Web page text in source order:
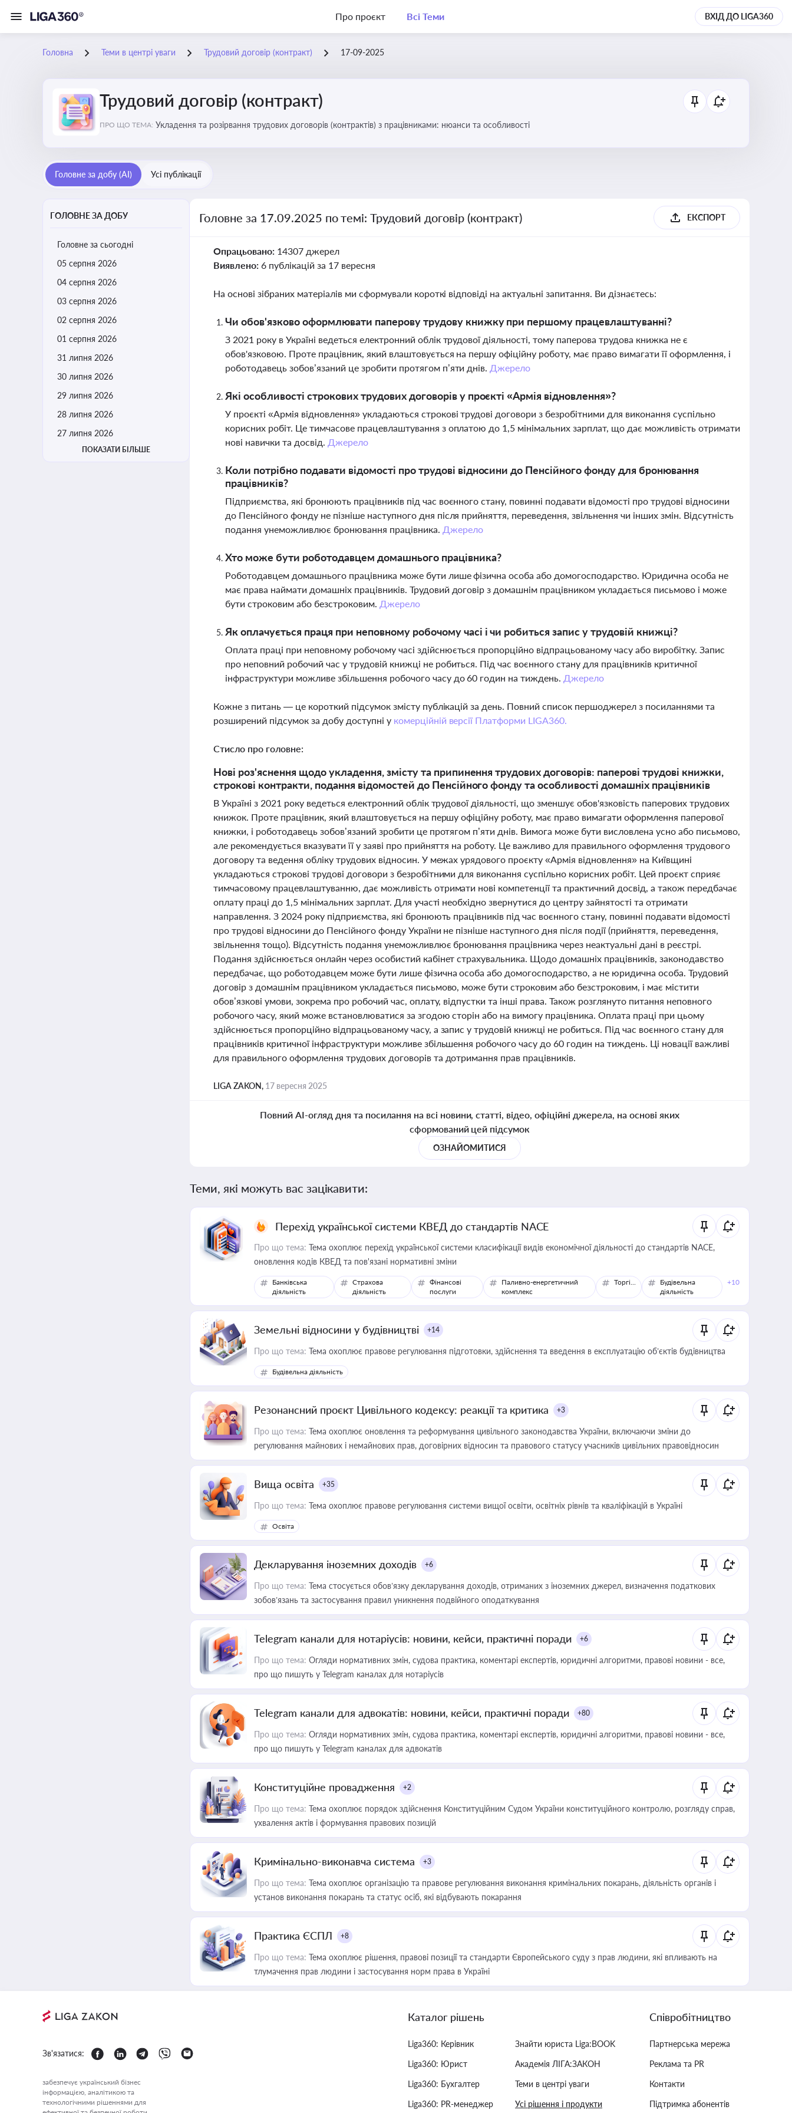
Про проєкт Всі Теми ВХІД ДО LIGA360
Головна Теми в центрі уваги Трудовий договір (контракт) 17-09-2025
Трудовий договір (контракт)
ПРО ЩО ТЕМА: Укладення та розірвання трудових договорів (контрактів) з працівниками: нюанси та особливості
Головне за добу (AI) Усі публікації
ГОЛОВНЕ ЗА ДОБУ
Головне за сьогодні
05 серпня 2026
04 серпня 2026
03 серпня 2026
02 серпня 2026
01 серпня 2026
31 липня 2026
30 липня 2026
29 липня 2026
28 липня 2026
27 липня 2026
ПОКАЗАТИ БІЛЬШЕ
Головне за 17.09.2025 по темі: Трудовий договір (контракт) ЕКСПОРТ
Опрацьовано: 14307 джерел
Виявлено: 6 публікацій за 17 вересня
На основі зібраних матеріалів ми сформували короткі відповіді на актуальні запитання. Ви дізнаєтесь:
Чи обов'язково оформлювати паперову трудову книжку при першому працевлаштуванні?
З 2021 року в Україні ведеться електронний облік трудової діяльності, тому паперова трудова книжка не є
обов'язковою. Проте працівник, який влаштовується на першу офіційну роботу, має право вимагати її оформлення, і
роботодавець зобов’язаний це зробити протягом п’яти днів. Джерело
Які особливості строкових трудових договорів у проєкті «Армія відновлення»?
У проєкті «Армія відновлення» укладаються строкові трудові договори з безробітними для виконання суспільно
корисних робіт. Це тимчасове працевлаштування з оплатою до 1,5 мінімальних зарплат, що дає можливість отримати
нові навички та досвід. Джерело
Коли потрібно подавати відомості про трудові відносини до Пенсійного фонду для бронювання
працівників?
Підприємства, які бронюють працівників під час воєнного стану, повинні подавати відомості про трудові відносини
до Пенсійного фонду не пізніше наступного дня після прийняття, переведення, звільнення чи інших змін. Відсутність
подання унеможливлює бронювання працівника. Джерело
Хто може бути роботодавцем домашнього працівника?
Роботодавцем домашнього працівника може бути лише фізична особа або домогосподарство. Юридична особа не
має права наймати домашніх працівників. Трудовий договір з домашнім працівником укладається письмово і може
бути строковим або безстроковим. Джерело
Як оплачується праця при неповному робочому часі і чи робиться запис у трудовій книжці?
Оплата праці при неповному робочому часі здійснюється пропорційно відпрацьованому часу або виробітку. Запис
про неповний робочий час у трудовій книжці не робиться. Під час воєнного стану для працівників критичної
інфраструктури можливе збільшення робочого часу до 60 годин на тиждень. Джерело
Кожне з питань — це короткий підсумок змісту публікацій за день. Повний список першоджерел з посиланнями та
розширений підсумок за добу доступні у комерційній версії Платформи LIGA360.
Стисло про головне:
Нові роз'яснення щодо укладення, змісту та припинення трудових договорів: паперові трудові книжки,
строкові контракти, подання відомостей до Пенсійного фонду та особливості домашніх працівників
В Україні з 2021 року ведеться електронний облік трудової діяльності, що зменшує обов'язковість паперових трудових
книжок. Проте працівник, який влаштовується на першу офіційну роботу, має право вимагати оформлення паперової
книжки, і роботодавець зобов’язаний зробити це протягом п’яти днів. Вимога може бути висловлена усно або письмово,
але рекомендується вказувати її у заяві про прийняття на роботу. Це важливо для правильного оформлення трудового
договору та ведення обліку трудових відносин. У межах урядового проєкту «Армія відновлення» на Київщині
укладаються строкові трудові договори з безробітними для виконання суспільно корисних робіт. Цей проєкт сприяє
тимчасовому працевлаштуванню, дає можливість отримати нові компетенції та практичний досвід, а також передбачає
оплату праці до 1,5 мінімальних зарплат. Для участі необхідно звернутися до центру зайнятості та отримати
направлення. З 2024 року підприємства, які бронюють працівників під час воєнного стану, повинні подавати відомості
про трудові відносини до Пенсійного фонду України не пізніше наступного дня після події (прийняття, переведення,
звільнення тощо). Відсутність подання унеможливлює бронювання працівника через неактуальні дані в реєстрі.
Подання здійснюється онлайн через особистий кабінет страхувальника. Щодо домашніх працівників, законодавство
передбачає, що роботодавцем може бути лише фізична особа або домогосподарство, а не юридична особа. Трудовий
договір з домашнім працівником укладається письмово, може бути строковим або безстроковим, і має містити
обов’язкові умови, зокрема про робочий час, оплату, відпустки та інші права. Також розглянуто питання неповного
робочого часу, який може встановлюватися за згодою сторін або на вимогу працівника. Оплата праці при цьому
здійснюється пропорційно відпрацьованому часу, а запис у трудовій книжці не робиться. Під час воєнного стану для
працівників критичної інфраструктури можливе збільшення робочого часу до 60 годин на тиждень. Ці новації важливі
для правильного оформлення трудових договорів та дотримання прав працівників.
LIGA ZAKON, 17 вересня 2025
Повний AI-огляд дня та посилання на всі новини, статті, відео, офіційні джерела, на основі яких
сформований цей підсумок
ОЗНАЙОМИТИСЯ
Теми, які можуть вас зацікавити:
Перехід української системи КВЕД до стандартів NACE
Про що тема: Тема охоплює перехід української системи класифікації видів економічної діяльності до стандартів NACE,
оновлення кодів КВЕД та пов'язані нормативні зміни
Банківська
діяльність
Страхова
діяльність
Фінансові
послуги
Паливно-енергетичний
комплекс
Торгівля
Будівельна
діяльність
+10
Земельні відносини у будівництві +14
Про що тема: Тема охоплює правове регулювання підготовки, здійснення та введення в експлуатацію об’єктів будівництва
Будівельна діяльність
Резонансний проєкт Цивільного кодексу: реакції та критика +3
Про що тема: Тема охоплює оновлення та реформування цивільного законодавства України, включаючи зміни до
регулювання майнових і немайнових прав, договірних відносин та правового статусу учасників цивільних правовідносин
Вища освіта +35
Про що тема: Тема охоплює правове регулювання системи вищої освіти, освітніх рівнів та кваліфікацій в Україні
Освіта
Декларування іноземних доходів +6
Про що тема: Тема стосується обов’язку декларування доходів, отриманих з іноземних джерел, визначення податкових
зобов’язань та застосування правил уникнення подвійного оподаткування
Telegram канали для нотаріусів: новини, кейси, практичні поради +6
Про що тема: Огляди нормативних змін, судова практика, коментарі експертів, юридичні алгоритми, правові новини - все,
про що пишуть у Telegram каналах для нотаріусів
Telegram канали для адвокатів: новини, кейси, практичні поради +80
Про що тема: Огляди нормативних змін, судова практика, коментарі експертів, юридичні алгоритми, правові новини - все,
про що пишуть у Telegram каналах для адвокатів
Конституційне провадження +2
Про що тема: Тема охоплює порядок здійснення Конституційним Судом України конституційного контролю, розгляду справ,
ухвалення актів і формування правових позицій
Кримінально-виконавча система +3
Про що тема: Тема охоплює організацію та правове регулювання виконання кримінальних покарань, діяльність органів і
установ виконання покарань та статус осіб, які відбувають покарання
Практика ЄСПЛ +8
Про що тема: Тема охоплює рішення, правові позиції та стандарти Європейського суду з прав людини, які впливають на
тлумачення прав людини і застосування норм права в Україні
Зв'язатися:
забезпечує український бізнес
інформацією, аналітикою та
технологічними рішеннями для
Каталог рішень
Liga360: Керівник
Liga360: Юрист
Liga360: Бухгалтер
Liga360: PR-менеджер
Знайти юриста Liga:BOOK
Академія ЛІГА:ЗАКОН
Теми в центрі уваги
Усі рішення і продукти
Співробітництво
Партнерська мережа
Реклама та PR
Контакти
Підтримка абонентів